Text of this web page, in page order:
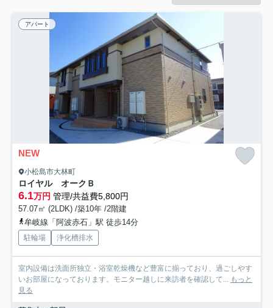
アパート
NEW
小松島市大林町
ロイヤル オークＢ
6.1万円 管理/共益費5,800円
57.07㎡ (2LDK) /築10年 /2階建
牟岐線「阿波赤石」駅 徒歩14分
駐輪場 浄化槽排水
室内設備は洗面所独立・浴室乾燥機など豊富に揃っており、過ごしやす
いお部屋になっております。モニター越しに来訪者を確認して... もっと
見る